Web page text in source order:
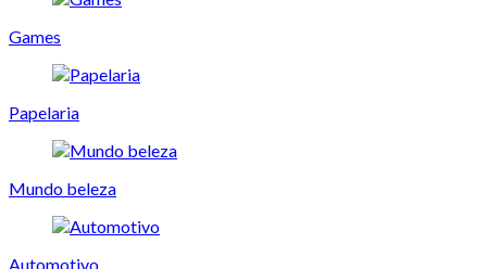
Games
Papelaria
Mundo beleza
Automotivo